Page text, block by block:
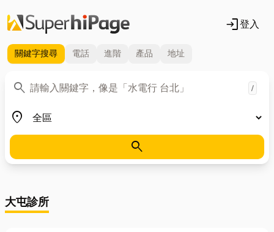
login登入
關鍵字搜尋 電話 進階 產品 地址
search
關鍵字 /
place
地區
search
大屯診所